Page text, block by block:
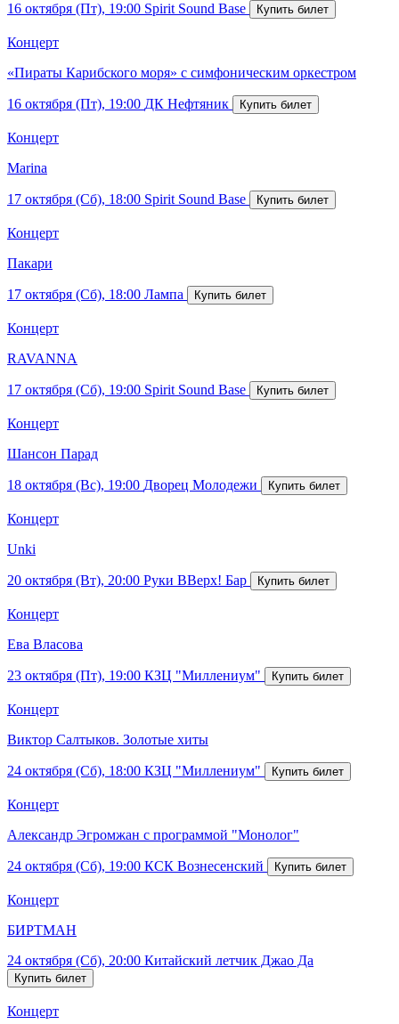
16 октября (Пт), 19:00 Spirit Sound Base
Концерт
«Пираты Карибского моря» с симфоническим оркестром
16 октября (Пт), 19:00 ДК Нефтяник
Концерт
Marina
17 октября (Сб), 18:00 Spirit Sound Base
Концерт
Пакари
17 октября (Сб), 18:00 Лампа
Концерт
RAVANNA
17 октября (Сб), 19:00 Spirit Sound Base
Концерт
Шансон Парад
18 октября (Вс), 19:00 Дворец Молодежи
Концерт
Unki
20 октября (Вт), 20:00 Руки ВВерх! Бар
Концерт
Ева Власова
23 октября (Пт), 19:00 КЗЦ "Миллениум"
Концерт
Виктор Салтыков. Золотые хиты
24 октября (Сб), 18:00 КЗЦ "Миллениум"
Концерт
Александр Эгромжан с программой "Монолог"
24 октября (Сб), 19:00 КСК Вознесенский
Концерт
БИРТМАН
24 октября (Сб), 20:00 Китайский летчик Джао Да
Концерт